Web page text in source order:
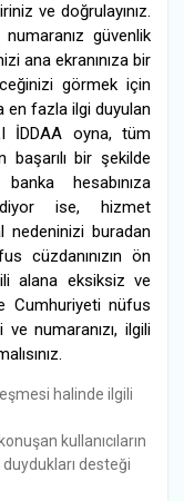
ve doğrulayınız.
güvenlik
ana ekranınıza bir
görmek için
en fazla ilgi duyulan
İDDAA oyna, tüm
başarılı bir şekilde
hesabınıza
ise, hizmet
nedeninizi buradan
cüzdanınızın ön
alana eksiksiz ve
Cumhuriyeti nüfus
numaranızı, ilgili
halinde ilgili
kullanıcıların
desteği